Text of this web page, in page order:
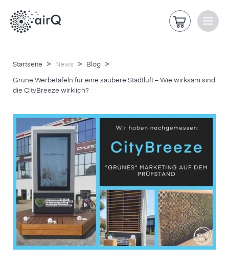
Startseite > News > Blog >
Grüne Werbetafeln für eine saubere Stadtluft – Wie wirksam sind
die CityBreeze wirklich?